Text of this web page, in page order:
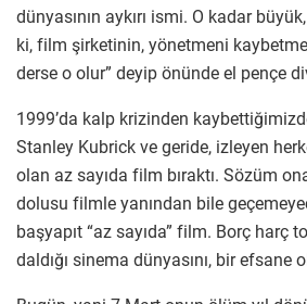
dünyasının aykırı ismi. O kadar
ki, film şirketinin, yönetmeni
derse o olur” deyip önünde el pençe
1999’da kalp krizinden
Stanley Kubrick ve geride, izleyen
olan az sayıda film bıraktı. Sözüm
dolusu filmle yanından bile
başyapıt “az sayıda” film. Borç harç
daldığı sinema dünyasını, bir efsane